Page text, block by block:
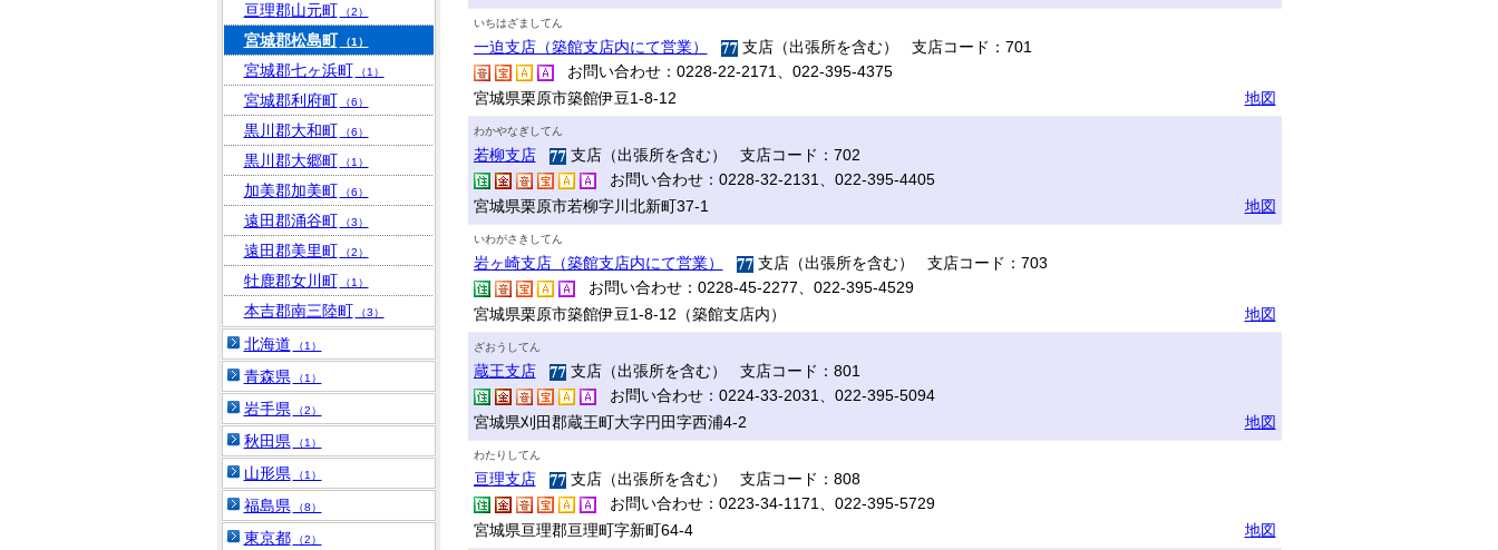
いちはざましてん
一迫支店（築館支店内にて営業）
支店（出張所を含む） 支店コード：701
お問い合わせ：0228-22-2171、022-395-4375
宮城県栗原市築館伊豆1-8-12
地図
わかやなぎしてん
若柳支店
支店（出張所を含む） 支店コード：702
お問い合わせ：0228-32-2131、022-395-4405
宮城県栗原市若柳字川北新町37-1
地図
いわがさきしてん
岩ヶ崎支店（築館支店内にて営業）
支店（出張所を含む） 支店コード：703
お問い合わせ：0228-45-2277、022-395-4529
宮城県栗原市築館伊豆1-8-12（築館支店内）
地図
ざおうしてん
蔵王支店
支店（出張所を含む） 支店コード：801
お問い合わせ：0224-33-2031、022-395-5094
宮城県刈田郡蔵王町大字円田字西浦4-2
地図
わたりしてん
亘理支店
支店（出張所を含む） 支店コード：808
お問い合わせ：0223-34-1171、022-395-5729
宮城県亘理郡亘理町字新町64-4
地図
亘理郡山元町 （2）
宮城郡松島町 （1）
宮城郡七ヶ浜町 （1）
宮城郡利府町 （6）
黒川郡大和町 （6）
黒川郡大郷町 （1）
加美郡加美町 （6）
遠田郡涌谷町 （3）
遠田郡美里町 （2）
牡鹿郡女川町 （1）
本吉郡南三陸町 （3）
北海道 （1）
青森県 （1）
岩手県 （2）
秋田県 （1）
山形県 （1）
福島県 （8）
東京都 （2）